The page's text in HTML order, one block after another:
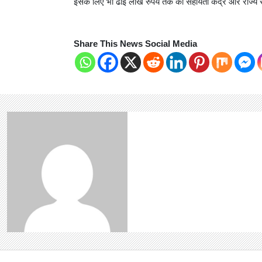
इसके लिए भी ढाई लाख रुपये तक की सहायता केंद्र और राज्य
Share This News Social Media